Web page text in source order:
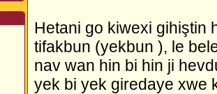
Hetani go kiwexi gihiştin
tifakbun (yekbun ), le
nav wan hin bi hin ji
yek bi yek giredaye xwe